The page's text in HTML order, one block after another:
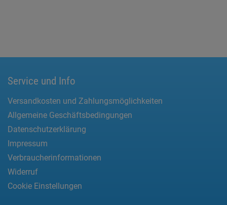
Service und Info
Versandkosten und Zahlungsmöglichkeiten
Allgemeine Geschäftsbedingungen
Datenschutzerklärung
Impressum
Verbraucherinformationen
Widerruf
Cookie Einstellungen